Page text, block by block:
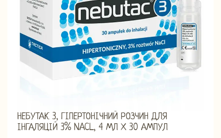
НЕБУТАК 3, ГІПЕРТОНІЧНИЙ РОЗЧИН ДЛЯ
ІНГАЛЯЦІЙ 3% NACL, 4 МЛ Х 30 АМПУЛ